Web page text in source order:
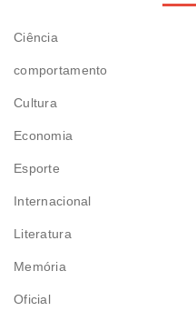
Ciência
comportamento
Cultura
Economia
Esporte
Internacional
Literatura
Memória
Oficial